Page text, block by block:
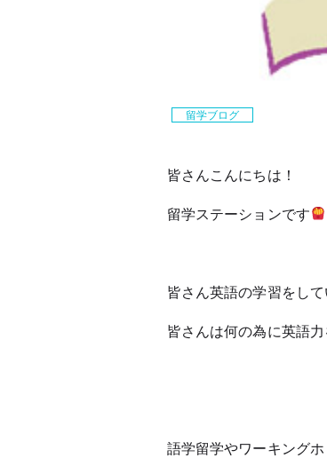
留学ブログ
皆さんこんにちは！
留学ステーションです
皆さん英語の学習をし
皆さんは何の為に英語
語学留学やワーキング